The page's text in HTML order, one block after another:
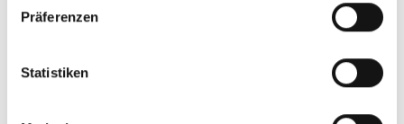
Präferenzen
Statistiken
nun?
Probleme mit dem Backofen
können viele